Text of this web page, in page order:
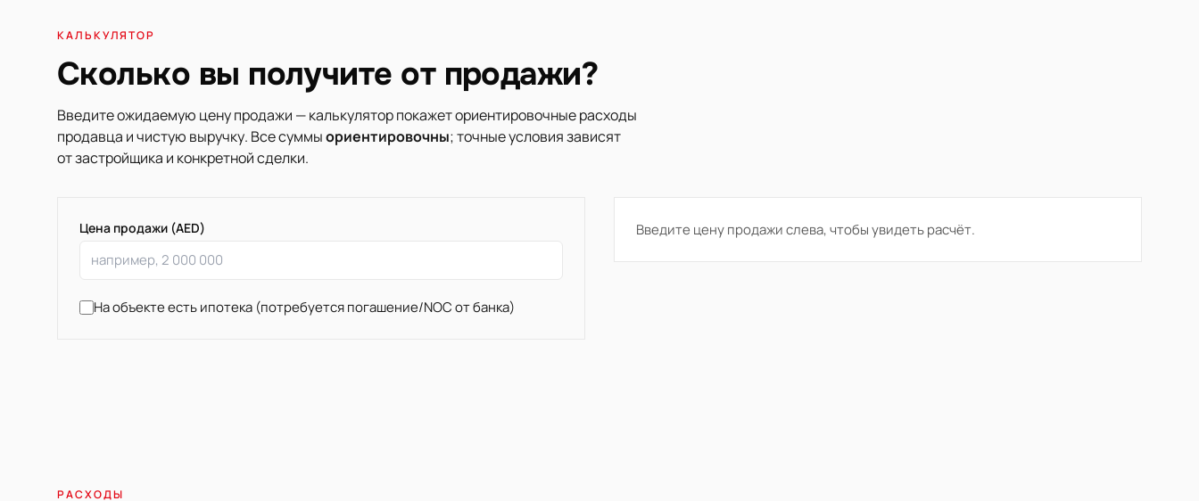
КАЛЬКУЛЯТОР
Сколько вы получите от продажи?
Введите ожидаемую цену продажи — калькулятор покажет ориентировочные расходы
продавца и чистую выручку. Все суммыориентировочны; точные условия зависят
от застройщика и конкретной сделки.
Цена продажи (AED)
На объекте есть ипотека (потребуется погашение/NOC от банка)
Введите цену продажи слева, чтобы увидеть расчёт.
РАСХОДЫ